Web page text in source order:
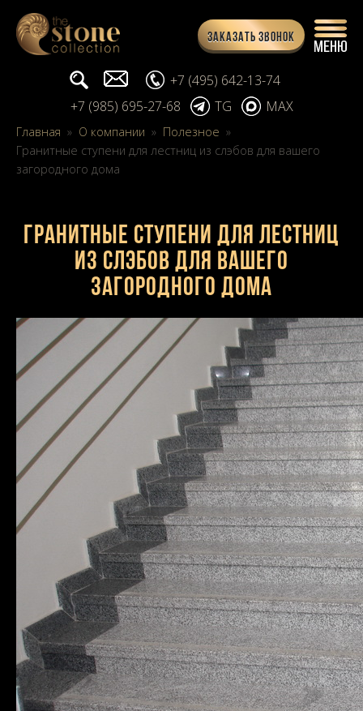
Заказать звонок
Поиск... info@stone-collection.ru
+7 (495) 642-13-74
+7 (985) 695-27-68
TG MAX
Главная » О компании » Полезное »
Гранитные ступени для лестниц из слэбов для вашего
загородного дома
Гранитные ступени для лестниц
из слэбов для вашего
загородного дома